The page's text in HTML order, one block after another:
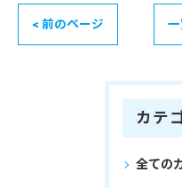
< 前のページ
カテ
全ての